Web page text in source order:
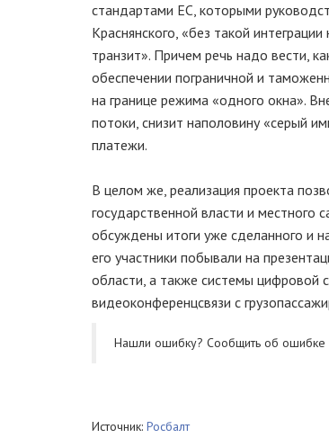
стандартами ЕС, которыми
Краснянского, «без такой
транзит». Причем речь надо вести,
обеспечении пограничной и
на границе режима «одного окна».
потоки, снизит наполовину «серый
платежи.
В целом же, реализация проекта
государственной власти и местного
обсуждены итоги уже сделанного и
его участники побывали на
области, а также системы цифровой
видеоконференцсвязи с
Нашли ошибку? Cообщить об
Источник: Росбалт